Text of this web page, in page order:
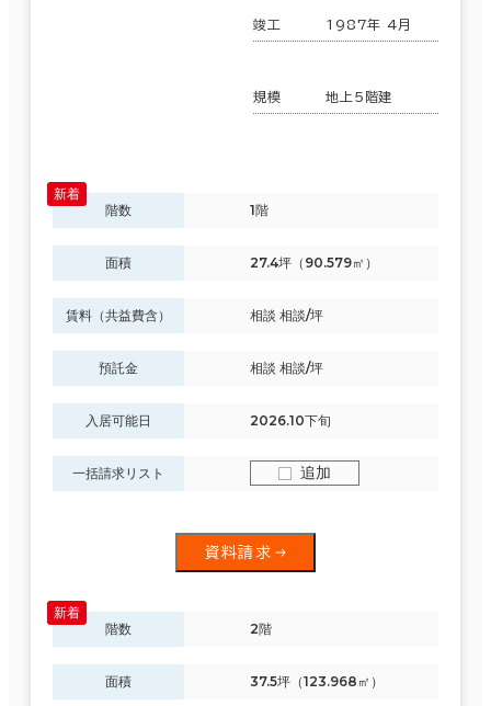
竣工 1987年 4月
規模 地上5階建
階数 1階
面積 27.4坪（90.579㎡）
賃料（共益費含） 相談 相談/坪
預託金 相談 相談/坪
入居可能日 2026.10下旬
一括請求リスト 追加
資料請求
階数 2階
面積 37.5坪（123.968㎡）